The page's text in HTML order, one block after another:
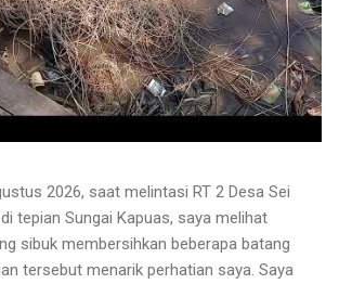
2026, saat melintasi RT 2 Desa Sei
tepian Sungai Kapuas, saya melihat
sibuk membersihkan beberapa batang
tersebut menarik perhatian saya. Saya